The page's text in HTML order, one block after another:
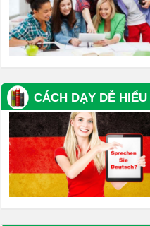
CÁCH DẠY DỄ HIỂU